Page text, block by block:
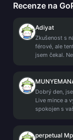
Recenze na
Adiyat
Zkušenost s
férové, ale
jsem čekal.
Dobrý den,
Live mince a
spokojen s
perpetual